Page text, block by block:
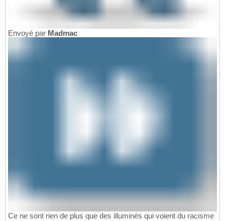
Envoyé par Madmac
Ce ne sont rien de plus que des illuminés qui voient du racisme